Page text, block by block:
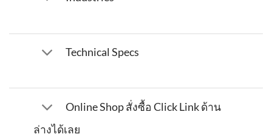
Technical Specs
Online Shop สั่งซื้อ Click Link ด้าน
ล่างได้เลย